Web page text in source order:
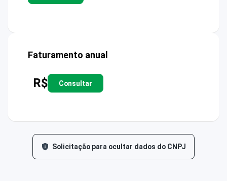
Faturamento anual
R$ Consultar
Solicitação para ocultar dados do CNPJ